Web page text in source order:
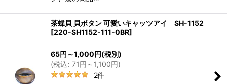
茶蝶貝 貝ボタン 可愛いキャッツアイ SH-1152
[220-SH1152-111-0BR]
65円 ～1,000円(税別)
(税込: 71円 ～1,100円)
2件